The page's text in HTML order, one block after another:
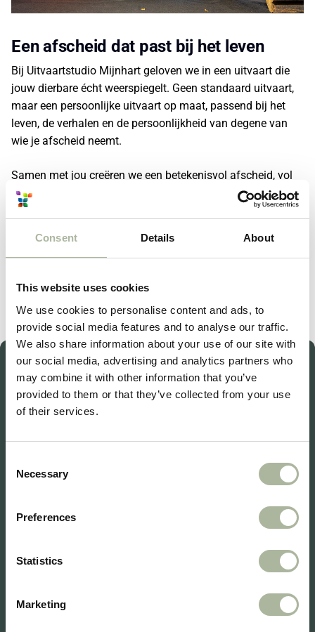
Consent Details About
This website uses cookies
We use cookies to personalise content and ads, to
provide social media features and to analyse our traffic.
We also share information about your use of our site with
our social media, advertising and analytics partners who
may combine it with other information that you’ve
provided to them or that they’ve collected from your use
of their services.
Selection
Necessary
Preferences
Statistics
Marketing
Een afscheid dat past bij het leven
Bij Uitvaartstudio Mijnhart geloven we in een uitvaart die
jouw dierbare écht weerspiegelt. Geen standaard uitvaart,
maar een persoonlijke uitvaart op maat, passend bij het
leven, de verhalen en de persoonlijkheid van degene van
wie je afscheid neemt.
Samen met jou creëren we een betekenisvol afscheid, vol
herkenning, warmte en liefdevolle details. We nemen de tijd
om te luisteren en mee te denken, zodat het afscheid voelt
dierbare herkent.
Wat zijn de kosten van een uitvaart?
Lees meer
Uitvaartstudio Mijnhart heeft ons met veel
zorg en betrokkenheid begeleid. Alles werd
met aandacht geregeld, precies zoals wij het
wensten. Een warm en persoonlijk afscheid
waar we met een goed gevoel op terugkijken.